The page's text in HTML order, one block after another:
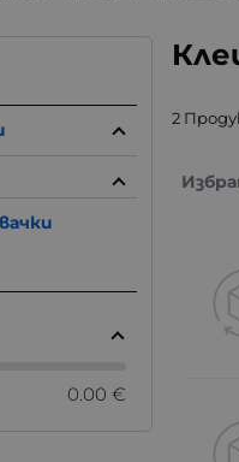
2
0.00 €